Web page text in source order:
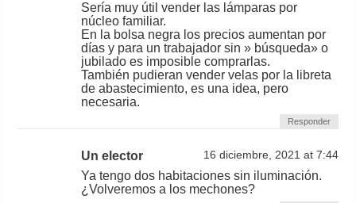
Sería muy útil vender las lámparas por
núcleo familiar.
En la bolsa negra los precios aumentan por
días y para un trabajador sin » búsqueda» o
jubilado es imposible comprarlas.
También pudieran vender velas por la libreta
de abastecimiento, es una idea, pero
necesaria.
Responder
Un elector 16 diciembre, 2021 at 7:44
Ya tengo dos habitaciones sin iluminación.
¿Volveremos a los mechones?